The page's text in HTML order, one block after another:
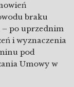
braku
– po uprzednim
i wyznaczenia
pod
Umowy w